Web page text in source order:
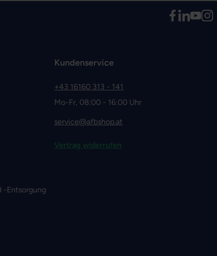
-Entsorgung
Kundenservice
+43 16160 313 - 141
Mo-Fr, 08:00 - 16:00 Uhr
service@afbshop.at
Vertrag widerrufen